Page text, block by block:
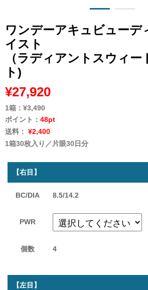
ワンデーアキュビューデ
イスト
（ラディアントスウィー
ト)
¥27,920
1箱： ¥3,490
ポイント： 48pt
送料： ¥2,400
1箱30枚入り／片眼30日分
【右目】
BC/DIA 8.5/14.2
PWR
個数 4
【左目】